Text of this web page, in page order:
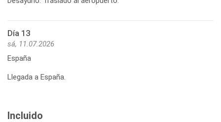
Día 13
sá, 11.07.2026
España
Llegada a España.
Incluido